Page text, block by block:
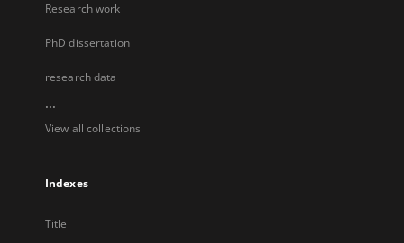
Research work
PhD dissertation
research data
...
View all collections
Indexes
Title